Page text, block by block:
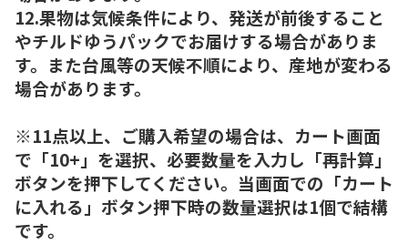
12.果物は気候条件により、発送が前後すること
やチルドゆうパックでお届けする場合がありま
す。また台風等の天候不順により、産地が変わる
場合があります。
※11点以上、ご購入希望の場合は、カート画面
で「10+」を選択、必要数量を入力し「再計算」
ボタンを押下してください。当画面での「カート
に入れる」ボタン押下時の数量選択は1個で結構
です。